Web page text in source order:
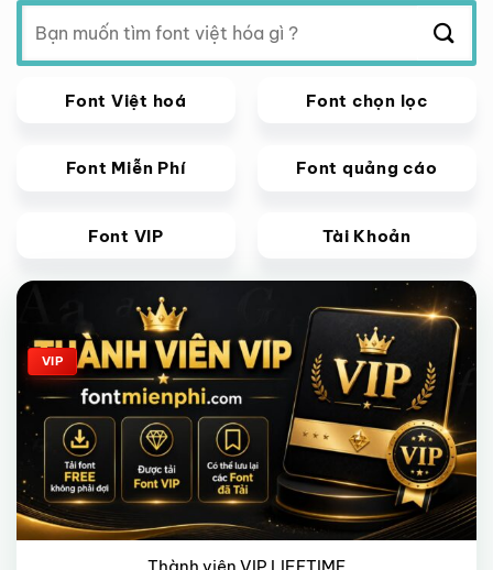
Tìm
kiếm:
Font Việt hoá Font chọn lọc
Font Miễn Phí Font quảng cáo
Font VIP Tài Khoản
Giảm giá!
VIP
Thành viên VIP LIFETIME